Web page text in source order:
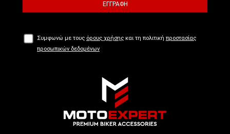
ΕΓΓΡΑΦΉ
Συμφωνώ με τους όρους χρήσης και τη πολιτική προστασίας
προσωπικών δεδομένων